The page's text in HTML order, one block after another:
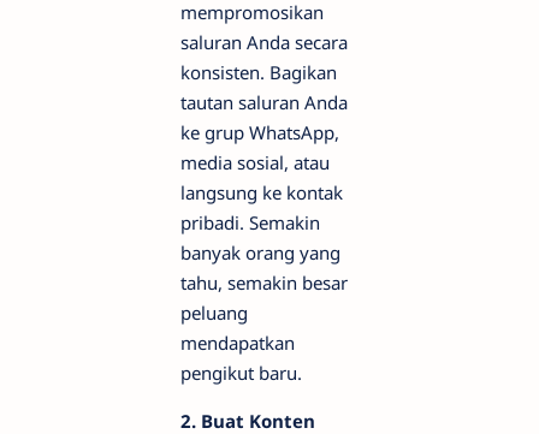
mempromosikan
saluran Anda secara
konsisten. Bagikan
tautan saluran Anda
ke grup WhatsApp,
media sosial, atau
langsung ke kontak
pribadi. Semakin
banyak orang yang
tahu, semakin besar
peluang
mendapatkan
pengikut baru.
2. Buat Konten